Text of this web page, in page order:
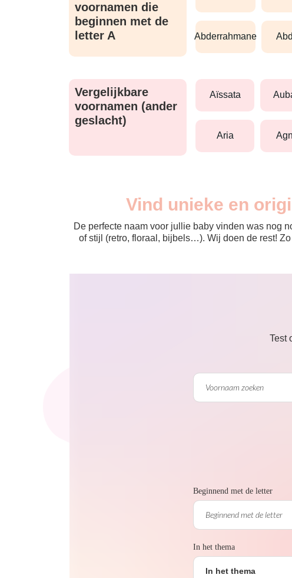
voornamen die
beginnen met de
letter A
abderrahmane
Vergelijkbare
voornamen (ander
geslacht)
aïssata
aria
Vind unieke en
De perfecte naam voor jullie baby vinden was nog
of stijl (retro, floraal, bijbels…). Wij doen de rest!
Test
Beginnend met de letter
In het thema
In het thema